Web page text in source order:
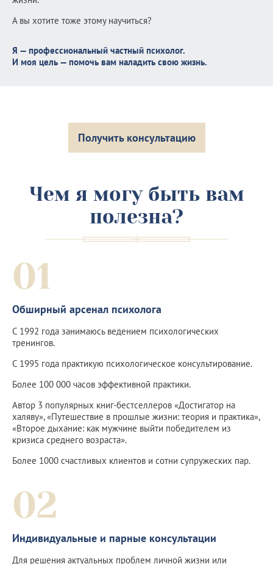
А вы хотите тоже этому научиться?
Я — профессиональный частный психолог.
И моя цель — помочь вам наладить свою жизнь.
Получить консультацию
Чем я могу быть вам
полезна?
01
Обширный арсенал психолога
С 1992 года занимаюсь ведением психологических
тренингов.
С 1995 года практикую психологическое консультирование.
Более 100 000 часов эффективной практики.
Автор 3 популярных книг-бестселлеров «Достигатор на
халяву», «Путешествие в прошлые жизни: теория и практика»,
«Второе дыхание: как мужчине выйти победителем из
кризиса среднего возраста».
Более 1000 счастливых клиентов и сотни супружеских пар.
02
Индивидуальные и парные консультации
Для решения актуальных проблем личной жизни или